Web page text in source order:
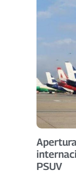
PSUV